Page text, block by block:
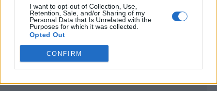
I want to opt-out of Collection, Use,
Retention, Sale, and/or Sharing of my
Personal Data that Is Unrelated with the
Purposes for which it was collected.
Opted Out
CONFIRM